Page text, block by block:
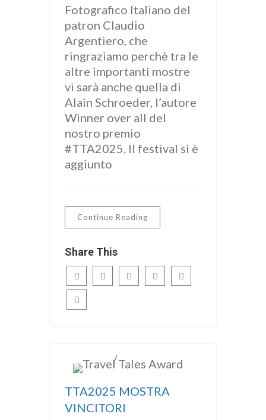
Fotografico Italiano del
patron Claudio
Argentiero, che
ringraziamo perchè tra le
altre importanti mostre
vi sarà anche quella di
Alain Schroeder, l’autore
Winner over all del
nostro premio
#TTA2025. Il festival si è
aggiunto
Continue Reading
Share This
ITALIANO/news
TTA2025 MOSTRA
VINCITORI